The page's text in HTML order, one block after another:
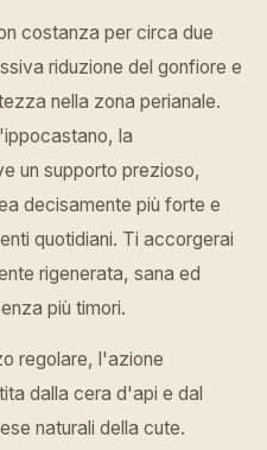
costanza per circa due
riduzione del gonfiore e
nella zona perianale.
la
un supporto prezioso,
decisamente più forte e
quotidiani. Ti accorgerai
rigenerata, sana ed
più timori.
regolare, l'azione
dalla cera d'api e dal
naturali della cute.